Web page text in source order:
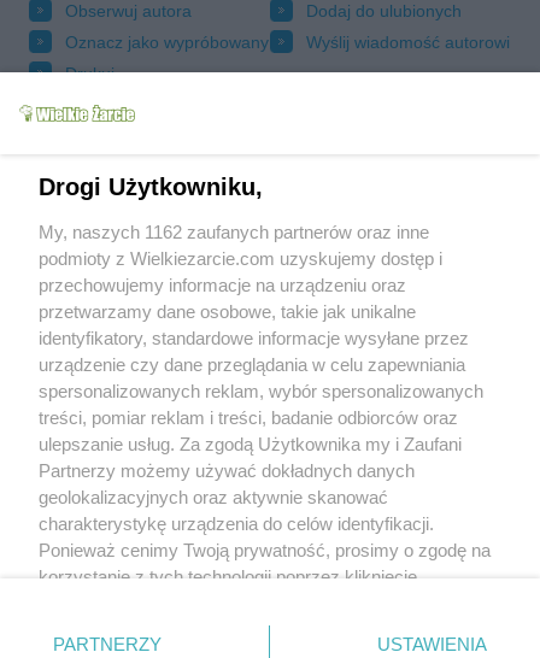
Obserwuj autora
Dodaj do ulubionych
Oznacz jako wypróbowany
Wyślij wiadomość autorowi
Drukuj
Grupy:
Ciasta biszkoptowe
Ciasta z owocami
Torty
Diety
Dla bezglutenowców
Tagi:
bezglutenowy owoce
śmietana
tort gryczany
więcej tagów
Nikt jeszcze nie napisał opinii. Bądź pierwszy!
Drogi Użytkowniku,
My, naszych 1162 zaufanych partnerów oraz inne
podmioty z Wielkiezarcie.com uzyskujemy dostęp i
przechowujemy informacje na urządzeniu oraz
przetwarzamy dane osobowe, takie jak unikalne
identyfikatory, standardowe informacje wysyłane przez
urządzenie czy dane przeglądania w celu zapewniania
spersonalizowanych reklam, wybór spersonalizowanych
treści, pomiar reklam i treści, badanie odbiorców oraz
ulepszanie usług. Za zgodą Użytkownika my i Zaufani
Partnerzy możemy używać dokładnych danych
geolokalizacyjnych oraz aktywnie skanować
charakterystykę urządzenia do celów identyfikacji.
Ponieważ cenimy Twoją prywatność, prosimy o zgodę na
korzystanie z tych technologii poprzez kliknięcie
zmienić/wycofać klikając przycisk ustawień prywatności
PARTNERZY USTAWIENIA